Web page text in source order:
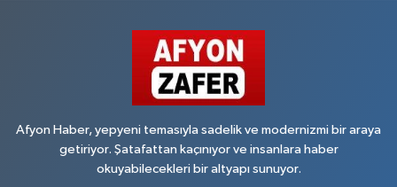
Afyon Haber, yepyeni temasıyla sadelik ve modernizmi bir araya
getiriyor. Şatafattan kaçınıyor ve insanlara haber
okuyabilecekleri bir altyapı sunuyor.